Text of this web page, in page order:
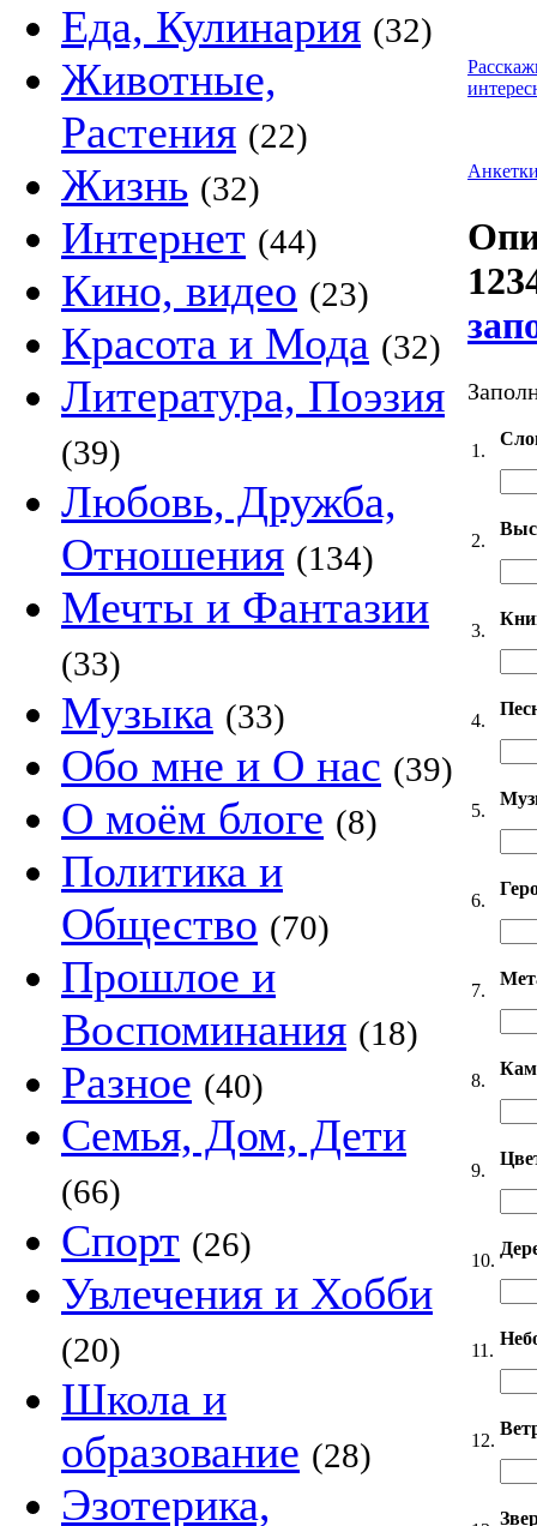
Еда, Кулинария (32)
Животные,
Растения (22)
Жизнь (32)
Интернет (44)
Кино, видео (23)
Красота и Мода (32)
Литература, Поэзия
(39)
Любовь, Дружба,
Отношения (134)
Мечты и Фантазии
(33)
Музыка (33)
Обо мне и О нас (39)
О моём блоге (8)
Политика и
Общество (70)
Прошлое и
Воспоминания (18)
Разное (40)
Семья, Дом, Дети
(66)
Спорт (26)
Увлечения и Хобби
(20)
Школа и
образование (28)
Эзотерика,
1.
2.
3.
4.
5.
6.
7.
8.
9.
10.
11.
12.